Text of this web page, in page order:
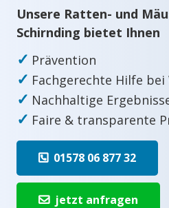
Unsere Ratten- und
Schirnding bietet Ihnen
✓ Prävention
✓ Fachgerechte Hilfe bei
✓ Nachhaltige
✓ Faire & transparente
01578 06 877 32
jetzt anfragen